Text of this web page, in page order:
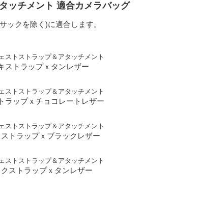
ッチメント 適合カメラバッグ
ックを除く)に適合します。
ストラップｘタンレザー
ラップｘチョコレートレザー
トラップｘブラックレザー
ストラップｘタンレザー